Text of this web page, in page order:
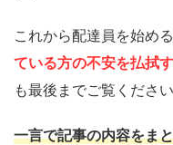
これから配達員を始める
ている方の不安を払拭
も最後までご覧ください
一言で記事の内容をま